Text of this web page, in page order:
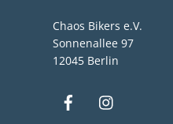
Chaos Bikers e.V.
Sonnenallee 97
12045 Berlin